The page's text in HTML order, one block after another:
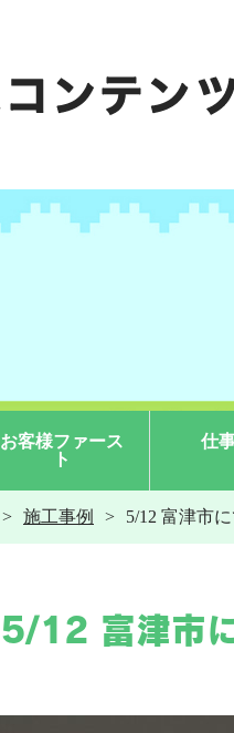
お客様ファース
ト
仕
給
その
施工事例 5/12 富津市
5/12 富津市